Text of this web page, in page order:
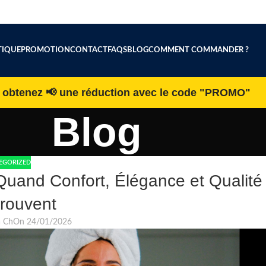
PROMOTIONCONTACTFAQSBLOGCOMMENT COMMANDER ?
📢 une réduction avec le code "PROMO"
Blog
Confort, Élégance et Qualité
ChOn 24/01/2026